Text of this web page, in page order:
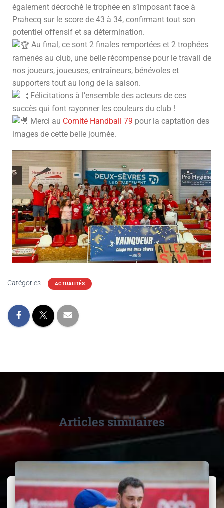
également décroché le trophée en s’imposant face à
Prahecq sur le score de 43 à 34, confirmant tout son
potentiel offensif et sa détermination.
Au final, ce sont 2 finales remportées et 2 trophées
ramenés au club, une belle récompense pour le travail de
nos joueurs, joueuses, entraîneurs, bénévoles et
supporters tout au long de la saison.
Félicitations à l’ensemble des acteurs de ces
succès qui font rayonner les couleurs du club !
Merci au Comité Handball 79 pour la captation des
images de cette belle journée.
Catégories : ACTUALITÉS
Articles similaires